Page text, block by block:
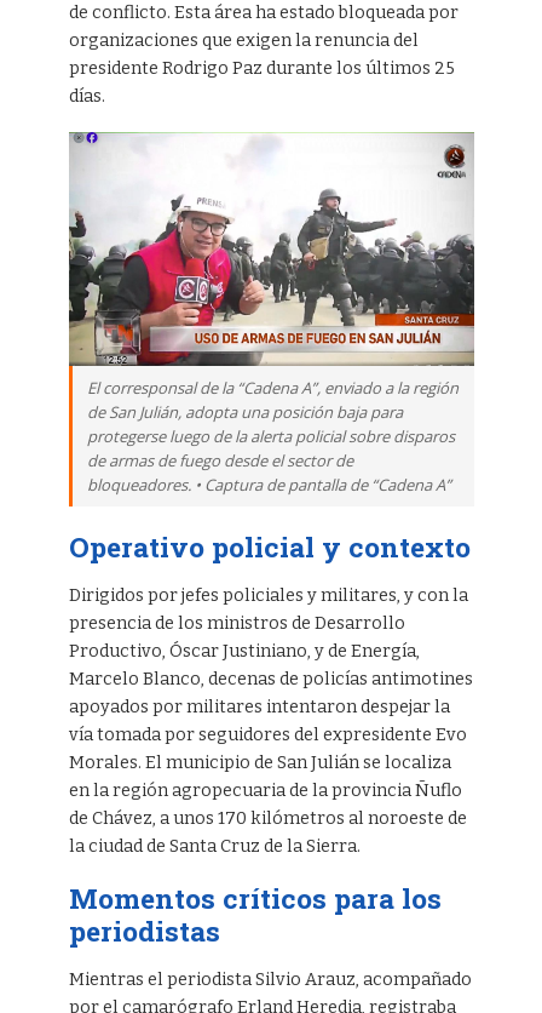
de conflicto. Esta área ha estado bloqueada por
organizaciones que exigen la renuncia del
presidente Rodrigo Paz durante los últimos 25
días.
El corresponsal de la “Cadena A”, enviado a la región
de San Julián, adopta una posición baja para
protegerse luego de la alerta policial sobre disparos
de armas de fuego desde el sector de
bloqueadores. • Captura de pantalla de “Cadena A”
Operativo policial y contexto
Dirigidos por jefes policiales y militares, y con la
presencia de los ministros de Desarrollo
Productivo, Óscar Justiniano, y de Energía,
Marcelo Blanco, decenas de policías antimotines
apoyados por militares intentaron despejar la
vía tomada por seguidores del expresidente Evo
Morales. El municipio de San Julián se localiza
en la región agropecuaria de la provincia Ñuflo
de Chávez, a unos 170 kilómetros al noroeste de
la ciudad de Santa Cruz de la Sierra.
Momentos críticos para los
periodistas
Mientras el periodista Silvio Arauz, acompañado
por el camarógrafo Erland Heredia, registraba